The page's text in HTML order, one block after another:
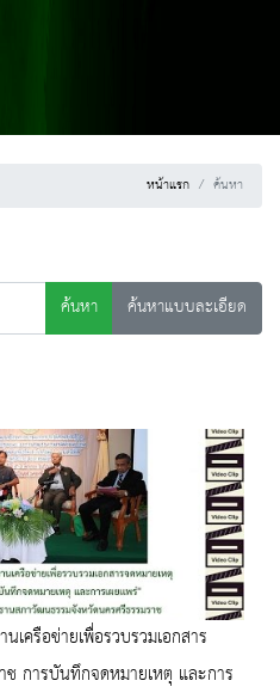
หน้าแรก ค้นหา
ค้นหา
ค้นหาแบบละเอียด
เครือข่ายเพื่อรวบรวมเอกสาร
ช การบันทึกจดหมายเหตุ และการ